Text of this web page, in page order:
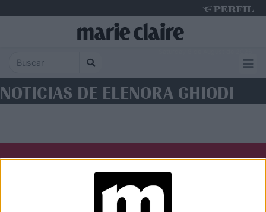
NOTICIAS DE ELENORA GHIODI